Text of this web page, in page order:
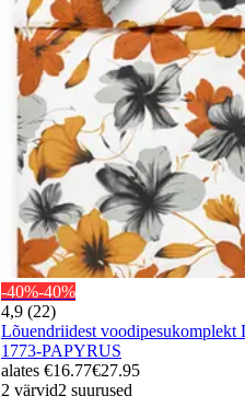
-40%-40%
4,9 (22)
Lõuendriidest
1773-PAPYRUS
alates €16.77€27.95
2 värvid2 suurused